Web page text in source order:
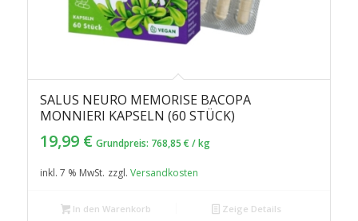
SALUS NEURO MEMORISE BACOPA
MONNIERI KAPSELN (60 STÜCK)
19,99 € Grundpreis: 768,85 € /kg
inkl. 7 % MwSt. zzgl. Versandkosten
In den Warenkorb Zeige Details